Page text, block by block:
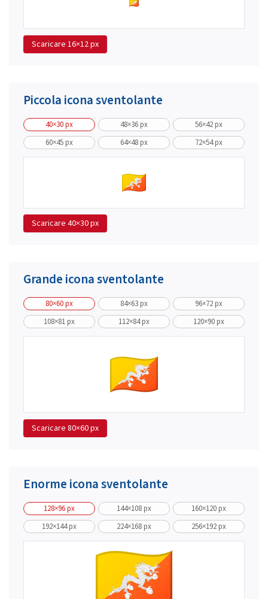
Scaricare 16×12 px
Piccola icona sventolante
40×30 px 48×36 px
56×42 px
60×45 px
64×48 px 72×54 px
Scaricare 40×30 px
Grande icona sventolante
80×60 px 84×63 px
96×72 px
108×81 px
112×84 px 120×90 px
Scaricare 80×60 px
Enorme icona sventolante
128×96 px 144×108 px
160×120 px
192×144 px
224×168 px 256×192 px